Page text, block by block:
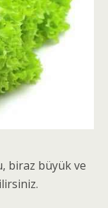
biraz büyük ve